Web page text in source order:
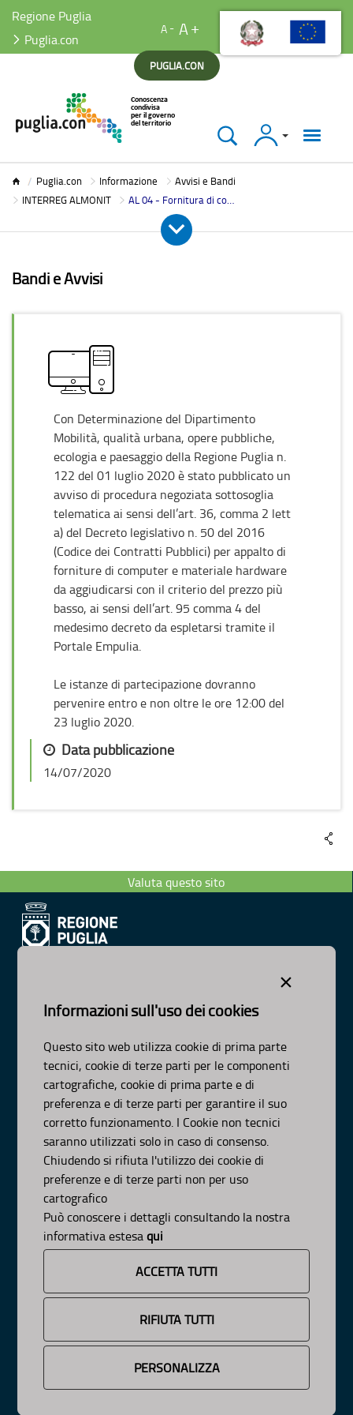
×
Informazioni sull'uso dei cookies
Questo sito web utilizza cookie di prima parte
tecnici, cookie di terze parti per le componenti
cartografiche, cookie di prima parte e di
preferenza e di terze parti per garantire il suo
corretto funzionamento. I Cookie non tecnici
saranno utilizzati solo in caso di consenso.
Chiudendo si rifiuta l'utilizzo dei cookie di
preferenze e di terze parti non per uso
cartografico
Può conoscere i dettagli consultando la nostra
informativa estesaqui
ACCETTA TUTTI
RIFIUTA TUTTI
PERSONALIZZA
Regione Puglia
Puglia.con
A A
PUGLIA.CON
Accedi
Puglia.con Informazione
Avvisi e Bandi
INTERREG ALMONIT
AL 04 - Fornitura di computer e materiale hardware
Bandi e Avvisi
Con Determinazione del Dipartimento
Mobilità, qualità urbana, opere pubbliche,
ecologia e paesaggio della Regione Puglia n.
122 del 01 luglio 2020 è stato pubblicato un
avviso di procedura negoziata sottosoglia
telematica ai sensi dell’art. 36, comma 2 lett
a) del Decreto legislativo n. 50 del 2016
(Codice dei Contratti Pubblici) per appalto di
forniture di computer e materiale hardware
da aggiudicarsi con il criterio del prezzo più
basso, ai sensi dell’art. 95 comma 4 del
medesimo decreto da espletarsi tramite il
Portale Empulia.
Le istanze di partecipazione dovranno
pervenire entro e non oltre le ore 12:00 del
23 luglio 2020.
Data pubblicazione
14/07/2020
Valuta questo sito
© Regione Puglia
XI-Az-11.1
Organizzazione
Pianificazione
Programmazione
APPROFONDIMENTI
Osservazioni CNAPI
Sviluppo Sostenibile
Decarbonizzazione
Un Pianeta Pulito per Tutti
INFORMAZIONE
News
Responsabile Pubblicazione